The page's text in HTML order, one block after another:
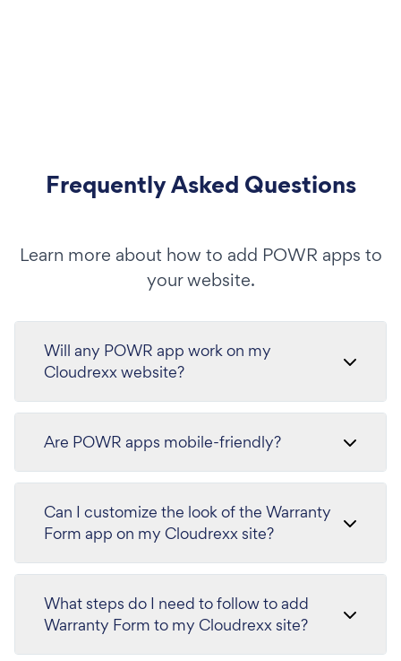
Frequently Asked Questions
Learn more about how to add POWR apps to
your website.
Will any POWR app work on my
Cloudrexx website?
Are POWR apps mobile-friendly?
Can I customize the look of the Warranty
Form app on my Cloudrexx site?
What steps do I need to follow to add
Warranty Form to my Cloudrexx site?